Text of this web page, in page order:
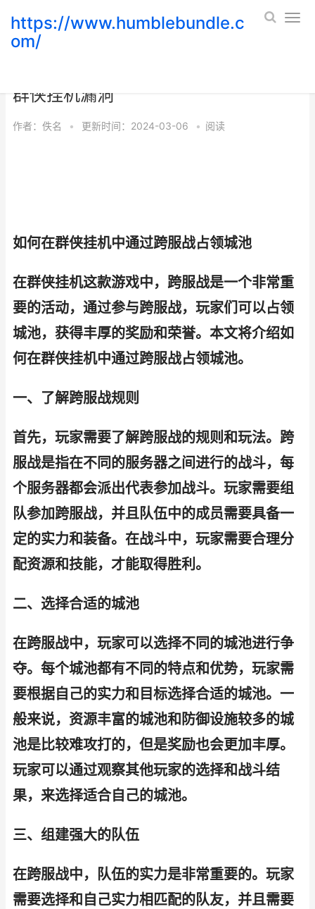
https://www.humblebundle.c
om/
群侠挂机漏洞
作者： 佚名 • 更新时间：2024-03-06 • 阅读
如何在群侠挂机中通过跨服战占领城池
在群侠挂机这款游戏中，跨服战是一个非常重
要的活动，通过参与跨服战，玩家们可以占领
城池，获得丰厚的奖励和荣誉。本文将介绍如
何在群侠挂机中通过跨服战占领城池。
一、了解跨服战规则
首先，玩家需要了解跨服战的规则和玩法。跨
服战是指在不同的服务器之间进行的战斗，每
个服务器都会派出代表参加战斗。玩家需要组
队参加跨服战，并且队伍中的成员需要具备一
定的实力和装备。在战斗中，玩家需要合理分
配资源和技能，才能取得胜利。
二、选择合适的城池
在跨服战中，玩家可以选择不同的城池进行争
夺。每个城池都有不同的特点和优势，玩家需
要根据自己的实力和目标选择合适的城池。一
般来说，资源丰富的城池和防御设施较多的城
池是比较难攻打的，但是奖励也会更加丰厚。
玩家可以通过观察其他玩家的选择和战斗结
果，来选择适合自己的城池。
三、组建强大的队伍
在跨服战中，队伍的实力是非常重要的。玩家
需要选择和自己实力相匹配的队友，并且需要